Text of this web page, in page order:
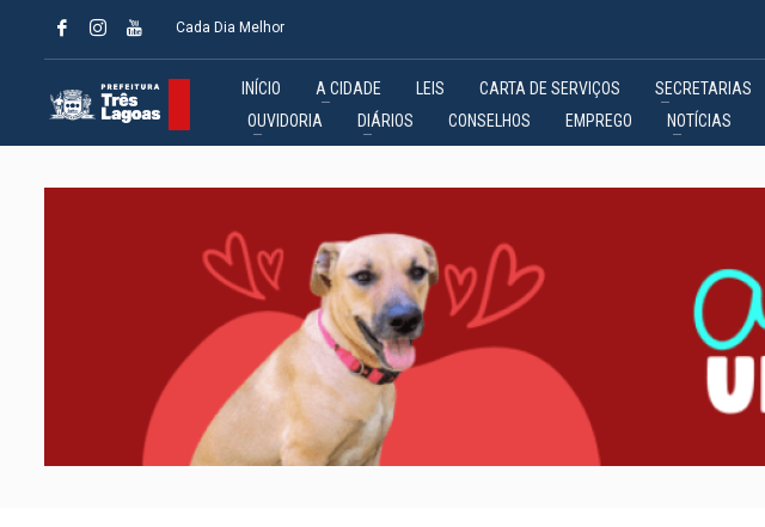
Cada Dia Melhor
INÍCIO A CIDADE LEIS CARTA DE SERVIÇOS SECRETARIAS
OUVIDORIA
DIÁRIOS CONSELHOS EMPREGO NOTÍCIAS